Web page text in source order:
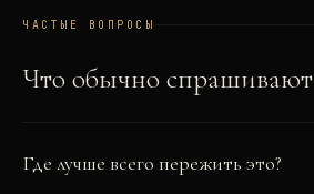
ЧАСТЫЕ ВОПРОСЫ
Что обычно спрашивают
Где лучше всего пережить это?